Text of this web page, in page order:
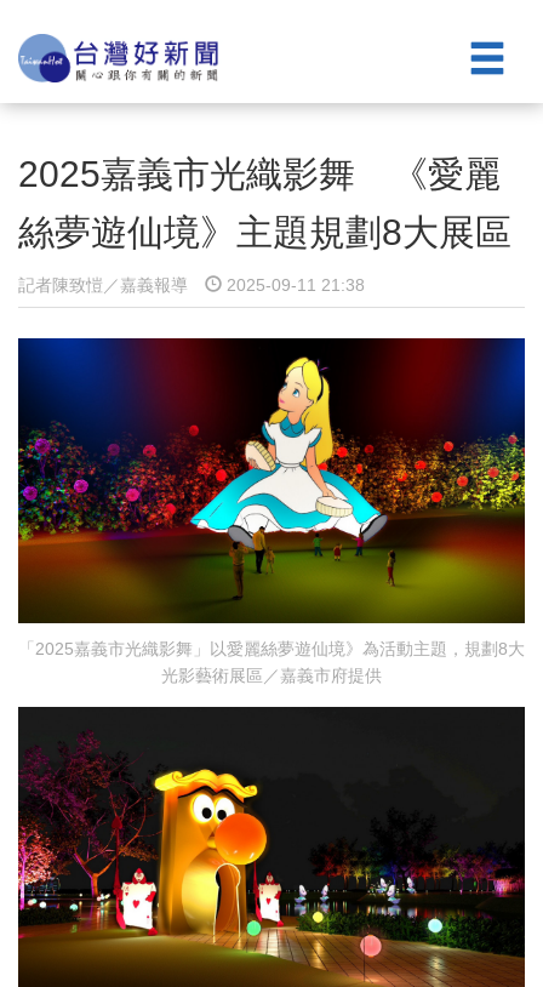
2025嘉義市光織影舞 《愛麗
絲夢遊仙境》主題規劃8大展區
記者陳致愷／嘉義報導 2025-09-11 21:38
「2025嘉義市光織影舞」以愛麗絲夢遊仙境》為活動主題，規劃8大
光影藝術展區／嘉義市府提供